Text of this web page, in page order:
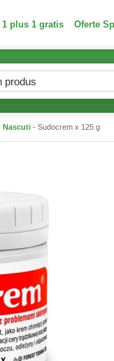
1 plus 1 gratis Oferte
Nascuti - Sudocrem x 125 g